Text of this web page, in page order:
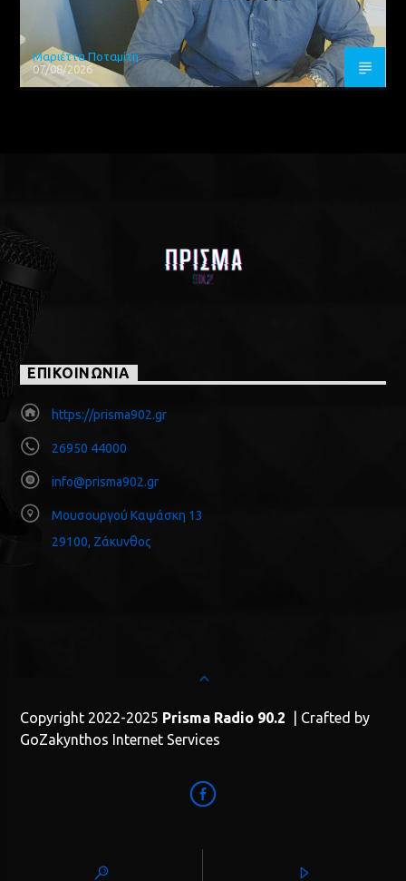
Μαριέττα Ποταμίτη
07/08/2026
ΕΠΙΚΟΙΝΩΝΙΑ
https://prisma902.gr
26950 44000
info@prisma902.gr
Μουσουργού Καψάσκη 13
29100, Ζάκυνθος
Copyright 2022-2025 Prisma Radio 90.2 | Crafted by
GoZakynthos Internet Services